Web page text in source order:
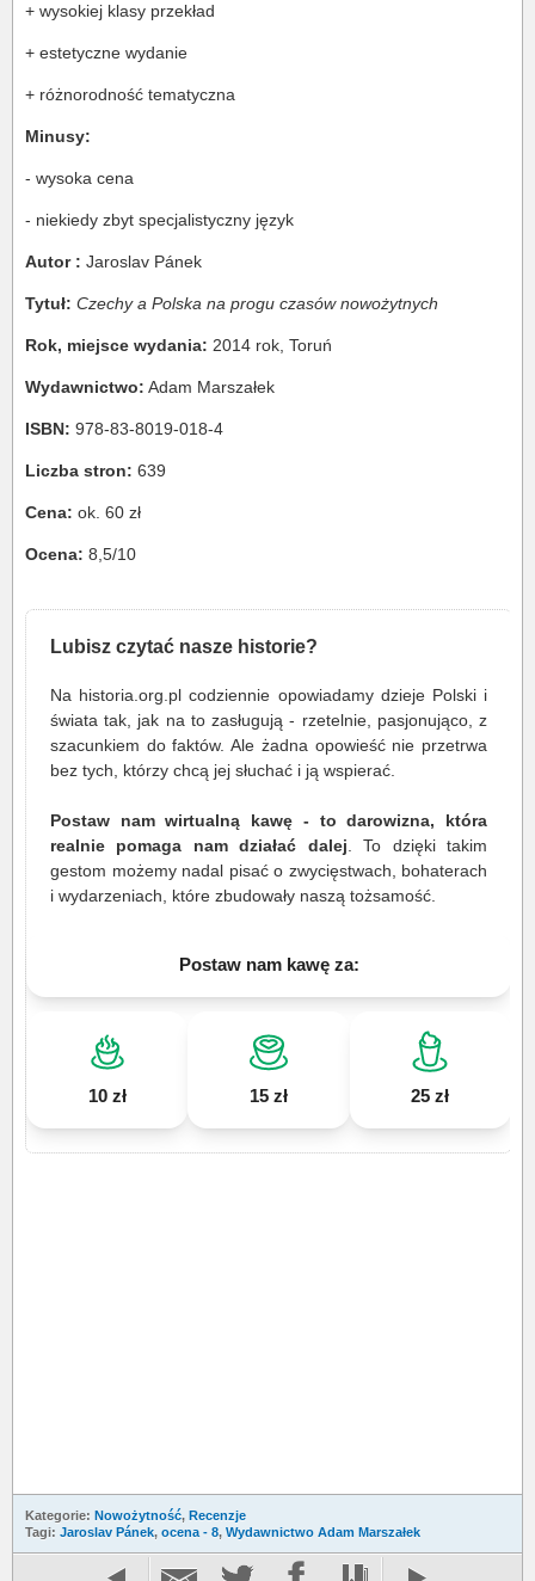
+ wysokiej klasy przekład
+ estetyczne wydanie
+ różnorodność tematyczna
Minusy:
- wysoka cena
- niekiedy zbyt specjalistyczny język
Autor : Jaroslav Pánek
Tytuł: Czechy a Polska na progu czasów nowożytnych
Rok, miejsce wydania: 2014 rok, Toruń
Wydawnictwo: Adam Marszałek
ISBN: 978-83-8019-018-4
Liczba stron: 639
Cena: ok. 60 zł
Ocena: 8,5/10
Lubisz czytać nasze historie?
Na historia.org.pl codziennie opowiadamy dzieje Polski i
świata tak, jak na to zasługują - rzetelnie, pasjonująco, z
szacunkiem do faktów. Ale żadna opowieść nie przetrwa
bez tych, którzy chcą jej słuchać i ją wspierać.
Postaw nam wirtualną kawę - to darowizna, która
realnie pomaga nam działać dalej . To dzięki takim
gestom możemy nadal pisać o zwycięstwach, bohaterach
i wydarzeniach, które zbudowały naszą tożsamość.
Postaw nam kawę za:
10 zł 15 zł 25 zł
Kategorie: Nowożytność, Recenzje
Tagi: Jaroslav Pánek, ocena - 8, Wydawnictwo Adam Marszałek